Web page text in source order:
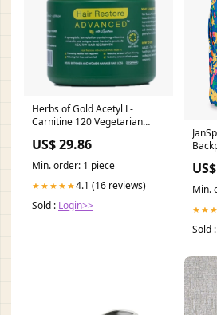
Herbs of Gold Acetyl L-
Carnitine 120 Vegetarian
Pharmacy
US$ 29.86
Min. order: 1 piece
★★★★★4.1 (16 reviews)
Sold : Login>>
Min.
Sold :